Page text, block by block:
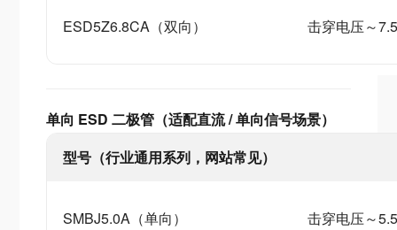
ESD5Z6.8CA（双向） 击穿电压～
单向 ESD 二极管（适配直流 / 单向信号场景）
型号（行业通用系列，网站常见）
SMBJ5.0A（单向） 击穿电压～